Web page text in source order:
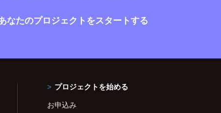
なたのプロジェクトをスタートする
プロジェクトを始める
お申込み